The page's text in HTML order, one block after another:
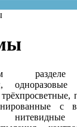
разделе
, одноразовые
с